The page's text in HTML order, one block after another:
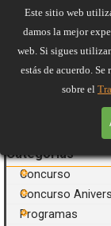
Este sitio web
damos la mejor
web. Si sigues
estás de acuerdo.
sobre el
Saltar el bloque
Artículos
La Bruja Del
La Mosca
El Tesoro Del
Aficionados Al
Así Suena
Saltar el bloque
Categorías
Concurso
Concurso
Programas